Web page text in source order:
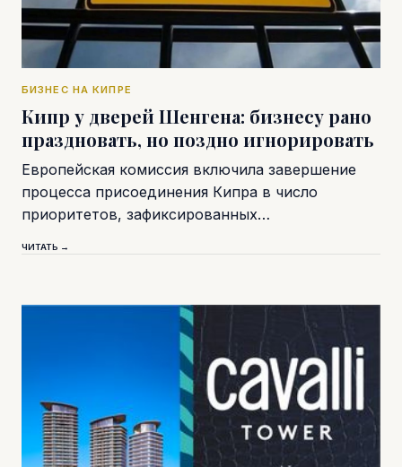
БИЗНЕС НА КИПРЕ
Кипр у дверей Шенгена: бизнесу рано
праздновать, но поздно игнорировать
Европейская комиссия включила завершение
процесса присоединения Кипра в число
приоритетов, зафиксированных…
ЧИТАТЬ →